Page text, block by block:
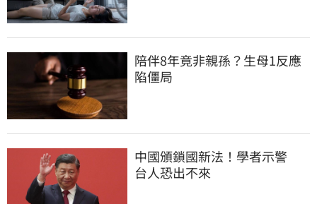
陪伴8年竟非親孫？生母1反應
陷僵局
中國頒鎖國新法！學者示警
台人恐出不來